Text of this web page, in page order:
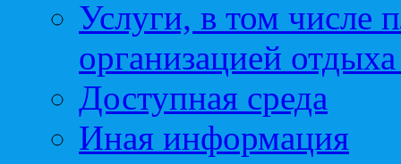
Услуги, в том числе
организацией
Доступная среда
Иная информация